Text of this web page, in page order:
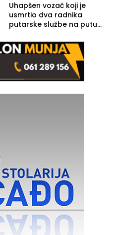
Uhapšen vozač koji je
usmrtio dva radnika
putarske službe na putu
(FOTO)